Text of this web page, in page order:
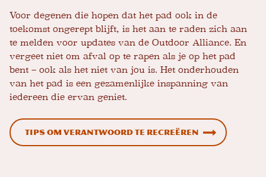
Voor degenen die hopen dat het pad ook in de
toekomst ongerept blijft, is het aan te raden zich aan
te melden voor updates van de Outdoor Alliance. En
vergeet niet om afval op te rapen als je op het pad
bent – ​​ook als het niet van jou is. Het onderhouden
van het pad is een gezamenlijke inspanning van
iedereen die ervan geniet.
Tips om verantwoord te recreëren